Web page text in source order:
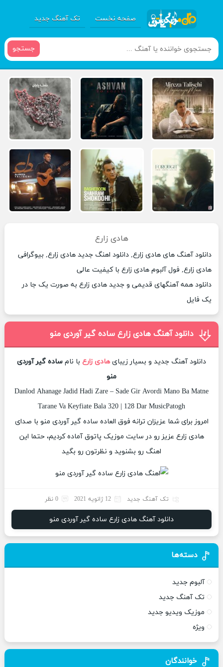
صفحه نخست تک آهنگ جدید
جستجو
هادی زارع
دانلود آهنگ های هادی زارع, دانلود اهنگ جدید هادی زارع, بیوگرافی
هادی زارع, فول آلبوم هادی زارع با کیفیت عالی
دانلود همه آهنگهای قدیمی و جدید هادی زارع به صورت یک جا در
یک فایل
دانلود آهنگ هادی زارع ساده گیر آوردی منو
دانلود آهنگ جدید و بسیار زیبایهادی زارع با نام ساده گیر آوردی
منو
Danlod Ahanage Jadid Hadi Zare – Sade Gir Avordi Mano Ba Matne
Tarane Va Keyfiate Bala 320 | 128 Dar MusicPatogh
امروز برای شما عزیزان ترانه فوق العاده ساده گیر آوردی منو با صدای
هادی زارع عزیز رو در سایت موزیک پاتوق آماده کردیم، حتما این
اهنگ رو بشنوید و نظرتون رو بگید
تک آهنگ جدید 12 ژانویه 2021 0 نظر
دانلود آهنگ هادی زارع ساده گیر آوردی منو
دسته‌ها
آلبوم جدید
تک آهنگ جدید
موزیک ویدیو جدید
ویژه
خوانندگان